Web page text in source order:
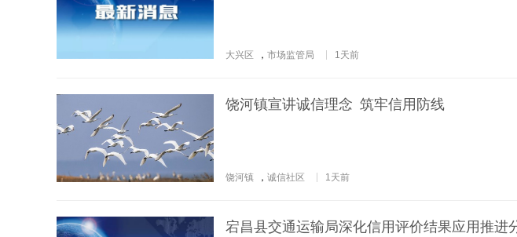
大兴区 ， 市场监管局 1天前
饶河镇宣讲诚信理念 筑牢信用防线
饶河镇 ， 诚信社区 1天前
宕昌县交通运输局深化信用评价结果应用推进